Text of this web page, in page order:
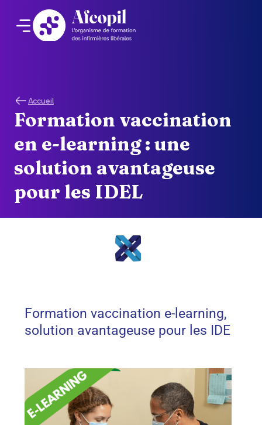
Accueil
Formation vaccination
en e-learning : une
solution avantageuse
pour les IDEL
Formation vaccination e-learning,
solution avantageuse pour les IDE​